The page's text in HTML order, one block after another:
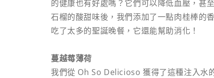
的健康也有好處嗎？它們可以降低血壓，甚
石榴的酸甜味後，我們添加了一點肉桂棒的
吃了太多的聖誕晚餐，它還能幫助消化！
蔓越莓薄荷
我們從 Oh So Delicioso 獲得了這種注入水